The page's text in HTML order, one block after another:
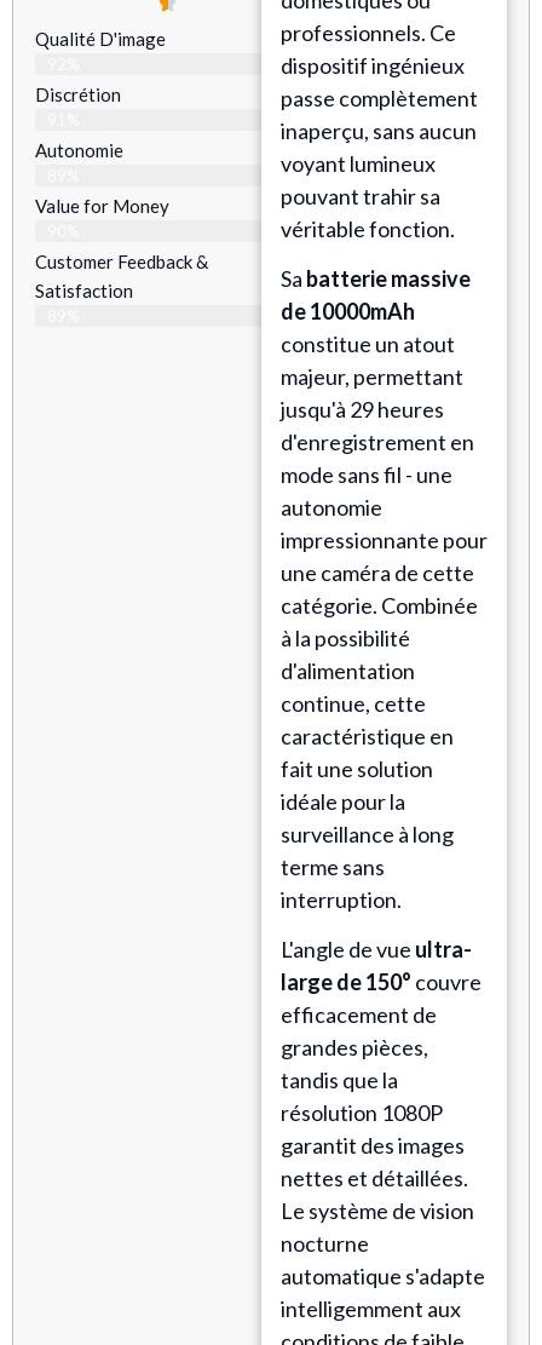
Qualité D'image
Discrétion
Autonomie
Value for Money
Customer Feedback &
Satisfaction​
professionnels. Ce
dispositif ingénieux
passe complètement
inaperçu, sans aucun
voyant lumineux
pouvant trahir sa
véritable fonction.
Sa batterie massive
de 10000mAh
constitue un atout
majeur, permettant
jusqu'à 29 heures
d'enregistrement en
mode sans fil - une
autonomie
impressionnante pour
une caméra de cette
catégorie. Combinée
à la possibilité
d'alimentation
continue, cette
caractéristique en
fait une solution
idéale pour la
surveillance à long
terme sans
interruption.
L'angle de vue ultra-
large de 150° couvre
efficacement de
grandes pièces,
tandis que la
résolution 1080P
garantit des images
nettes et détaillées.
Le système de vision
nocturne
automatique s'adapte
intelligemment aux